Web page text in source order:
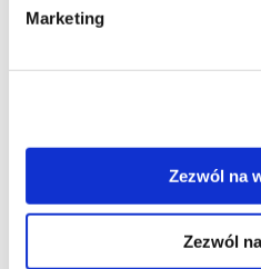
Marketing
Zezwól na
Zezwól
300 g czekolady
125 g masła
200 g orzeszków
100 g orzechów